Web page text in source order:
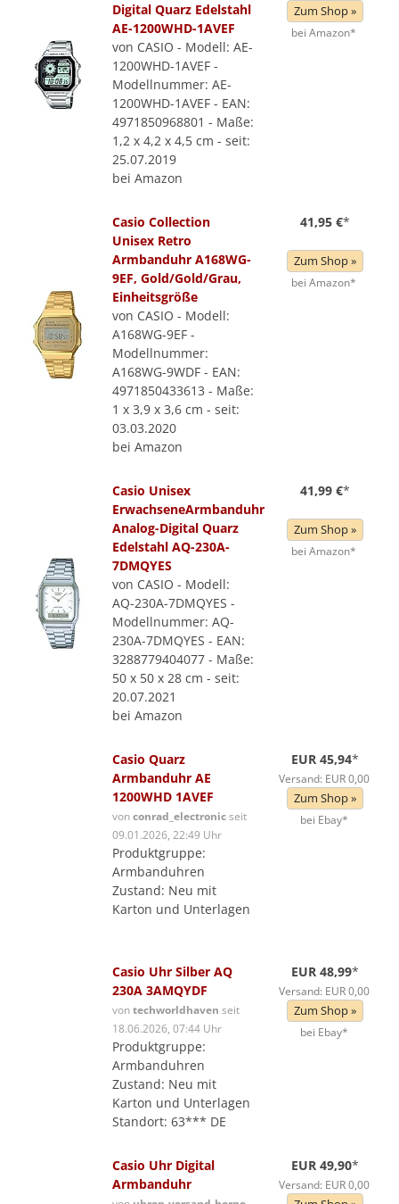
Digital Quarz Edelstahl
AE-1200WHD-1AVEF
von CASIO - Modell: AE-
1200WHD-1AVEF -
Modellnummer: AE-
1200WHD-1AVEF - EAN:
4971850968801 - Maße:
1,2 x 4,2 x 4,5 cm - seit:
25.07.2019
bei Amazon
Zum Shop »
bei Amazon*
Casio Collection
Unisex Retro
Armbanduhr A168WG-
9EF, Gold/Gold/Grau,
Einheitsgröße
von CASIO - Modell:
A168WG-9EF -
Modellnummer:
A168WG-9WDF - EAN:
4971850433613 - Maße:
1 x 3,9 x 3,6 cm - seit:
03.03.2020
bei Amazon
41,95 €*
Zum Shop »
bei Amazon*
Casio Unisex
ErwachseneArmbanduhr
Analog-Digital Quarz
Edelstahl AQ-230A-
7DMQYES
von CASIO - Modell:
AQ-230A-7DMQYES -
Modellnummer: AQ-
230A-7DMQYES - EAN:
3288779404077 - Maße:
50 x 50 x 28 cm - seit:
20.07.2021
bei Amazon
41,99 €*
Zum Shop »
bei Amazon*
Casio Quarz
Armbanduhr AE
1200WHD 1AVEF
vonconrad_electronicseit
09.01.2026, 22:49 Uhr
Produktgruppe:
Armbanduhren
Zustand: Neu mit
Karton und Unterlagen
EUR 45,94*
Versand: EUR 0,00
Zum Shop »
bei Ebay*
Casio Uhr Silber AQ
230A 3AMQYDF
vontechworldhaven seit
18.06.2026, 07:44 Uhr
Produktgruppe:
Armbanduhren
Zustand: Neu mit
Karton und Unterlagen
Standort: 63*** DE
EUR 48,99*
Versand: EUR 0,00
Zum Shop »
bei Ebay*
Casio Uhr Digital
Armbanduhr
EUR 49,90*
Versand: EUR 0,00